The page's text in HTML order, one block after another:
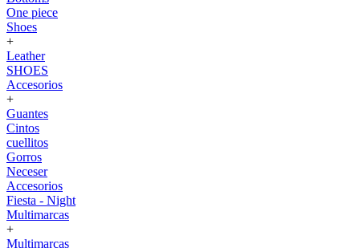
One piece
Shoes
+
Leather
SHOES
Accesorios
+
Guantes
Cintos
cuellitos
Gorros
Neceser
Accesorios
Fiesta - Night
Multimarcas
+
Multimarcas